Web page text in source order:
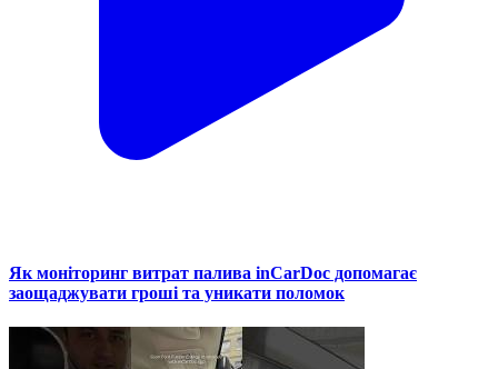
Як моніторинг витрат палива inCarDoc допомагає
заощаджувати гроші та уникати поломок